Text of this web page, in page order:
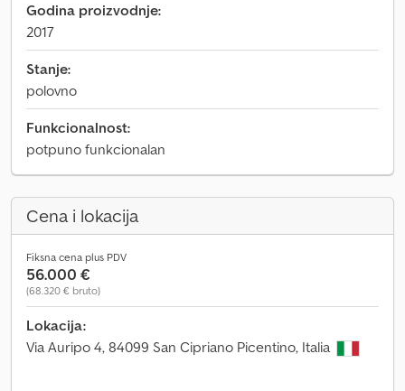
Godina proizvodnje:
2017
Stanje:
polovno
Funkcionalnost:
potpuno funkcionalan
Cena i lokacija
Fiksna cena plus PDV
56.000 €
(68.320 € bruto)
Lokacija:
Via Auripo 4, 84099 San Cipriano Picentino, Italia